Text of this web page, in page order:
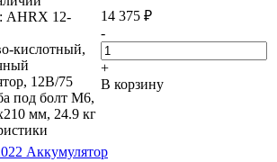
AHRX 12-
кислотный,
12В/75
под болт М6,
мм, 24.9 кг
14 375 ₽
-
+
В корзину
Аккумулятор